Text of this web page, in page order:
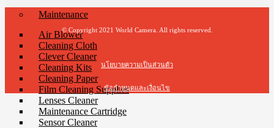
Maintenance
Air Blower
Cleaning Cloth
Clever Cleaner
Cleaning Kits
Cleaning Paper
Film Cleaning Supplies
Lenses Cleaner
Maintenance Cartridge
Sensor Cleaner
© Copyright 2021 World Camera. All rights reserved.
นโยบายความเป็นส่วนตัว
ข้อกำหนดและเงื่อนไข